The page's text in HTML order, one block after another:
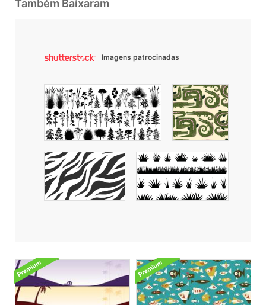
Também Baixaram
Imagens patrocinadas